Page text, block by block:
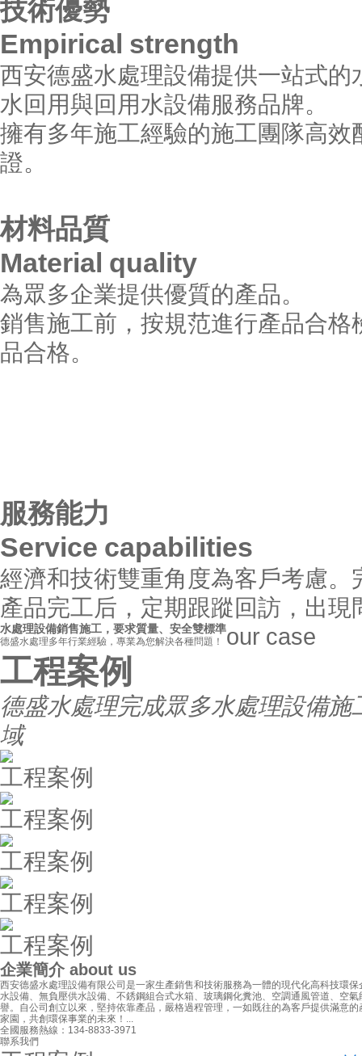
技術優勢
Empirical strength
西安德盛水處理設備提供一站式
水回用與回用水設備服務品牌。
擁有多年施工經驗的施工團隊高
證。
材料品質
Material quality
為眾多企業提供優質的產品。
銷售施工前，按規范進行產品合
品合格。
服務能力
Service capabilities
經濟和技術雙重角度為客戶考慮。
產品完工后，定期跟蹤回訪，出
水處理設備銷售施工，要求質量、安全雙標準
德盛水處理多年行業經驗，專業為您解決各種問題！ our case
工程案例
德盛水處理完成眾多水處理設備
域
工程案例
工程案例
工程案例
工程案例
工程案例
企業簡介 about us
西安德盛水處理設備有限公司是一家生產銷售和技術服務為一體的現代化高科技環
水設備、無負壓供水設備、不銹鋼組合式水箱、玻璃鋼化糞池、空調通風管道、空
譽。自公司創立以來，堅持依靠產品，嚴格過程管理，一如既往的為客戶提供滿意
家園，共創環保事業的未來！...
全國服務熱線： 134-8833-3971
聯系我們